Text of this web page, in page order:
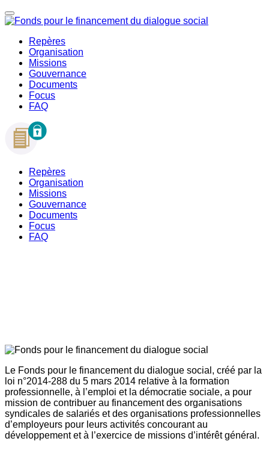
Repères
Organisation
Missions
Gouvernance
Documents
Focus
FAQ
Repères
Organisation
Missions
Gouvernance
Documents
Focus
FAQ
Le Fonds pour le financement du dialogue social, créé par la
loi n°2014-288 du 5 mars 2014 relative à la formation
professionnelle, à l’emploi et la démocratie sociale, a pour
mission de contribuer au financement des organisations
syndicales de salariés et des organisations professionnelles
d’employeurs pour leurs activités concourant au
développement et à l’exercice de missions d’intérêt général.